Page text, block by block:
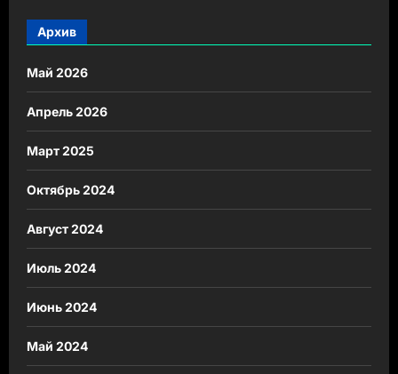
Архив
Май 2026
Апрель 2026
Март 2025
Октябрь 2024
Август 2024
Июль 2024
Июнь 2024
Май 2024